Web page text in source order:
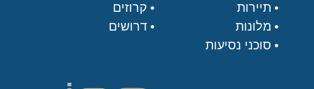
תיירות
מלונות
סוכני נסיעות
קרוזים
דרושים